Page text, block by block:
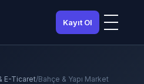
Kayıt Ol
E-Ticaret/Bahçe & Yapı Market